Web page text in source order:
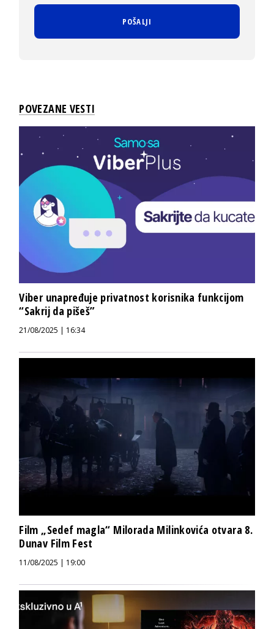
POVEZANE VESTI
Viber unapređuje privatnost korisnika funkcijom
“Sakrij da pišeš”
21/08/2025 | 16:34
Film „Sedef magla“ Milorada Milinkovića otvara 8.
Dunav Film Fest
11/08/2025 | 19:00